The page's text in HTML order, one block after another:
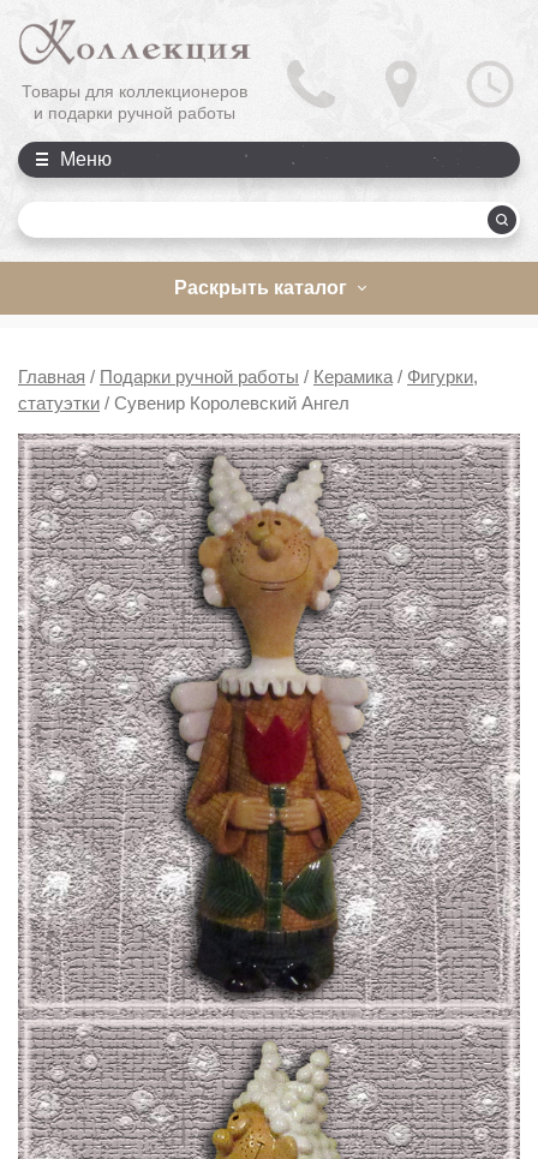
Товары для коллекционеров
и подарки ручной работы
Меню
Раскрыть каталог
Главная / Подарки ручной работы / Керамика / Фигурки,
статуэтки / Сувенир Королевский Ангел